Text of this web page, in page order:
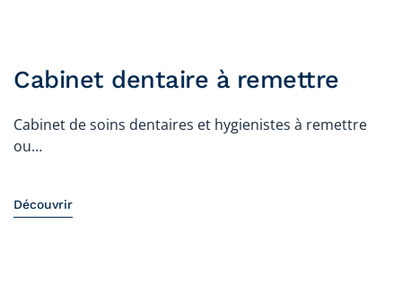
Cabinet dentaire à remettre
Cabinet de soins dentaires et hygienistes à remettre
ou…
Découvrir